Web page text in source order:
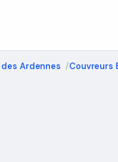
Ardennes Couvreurs